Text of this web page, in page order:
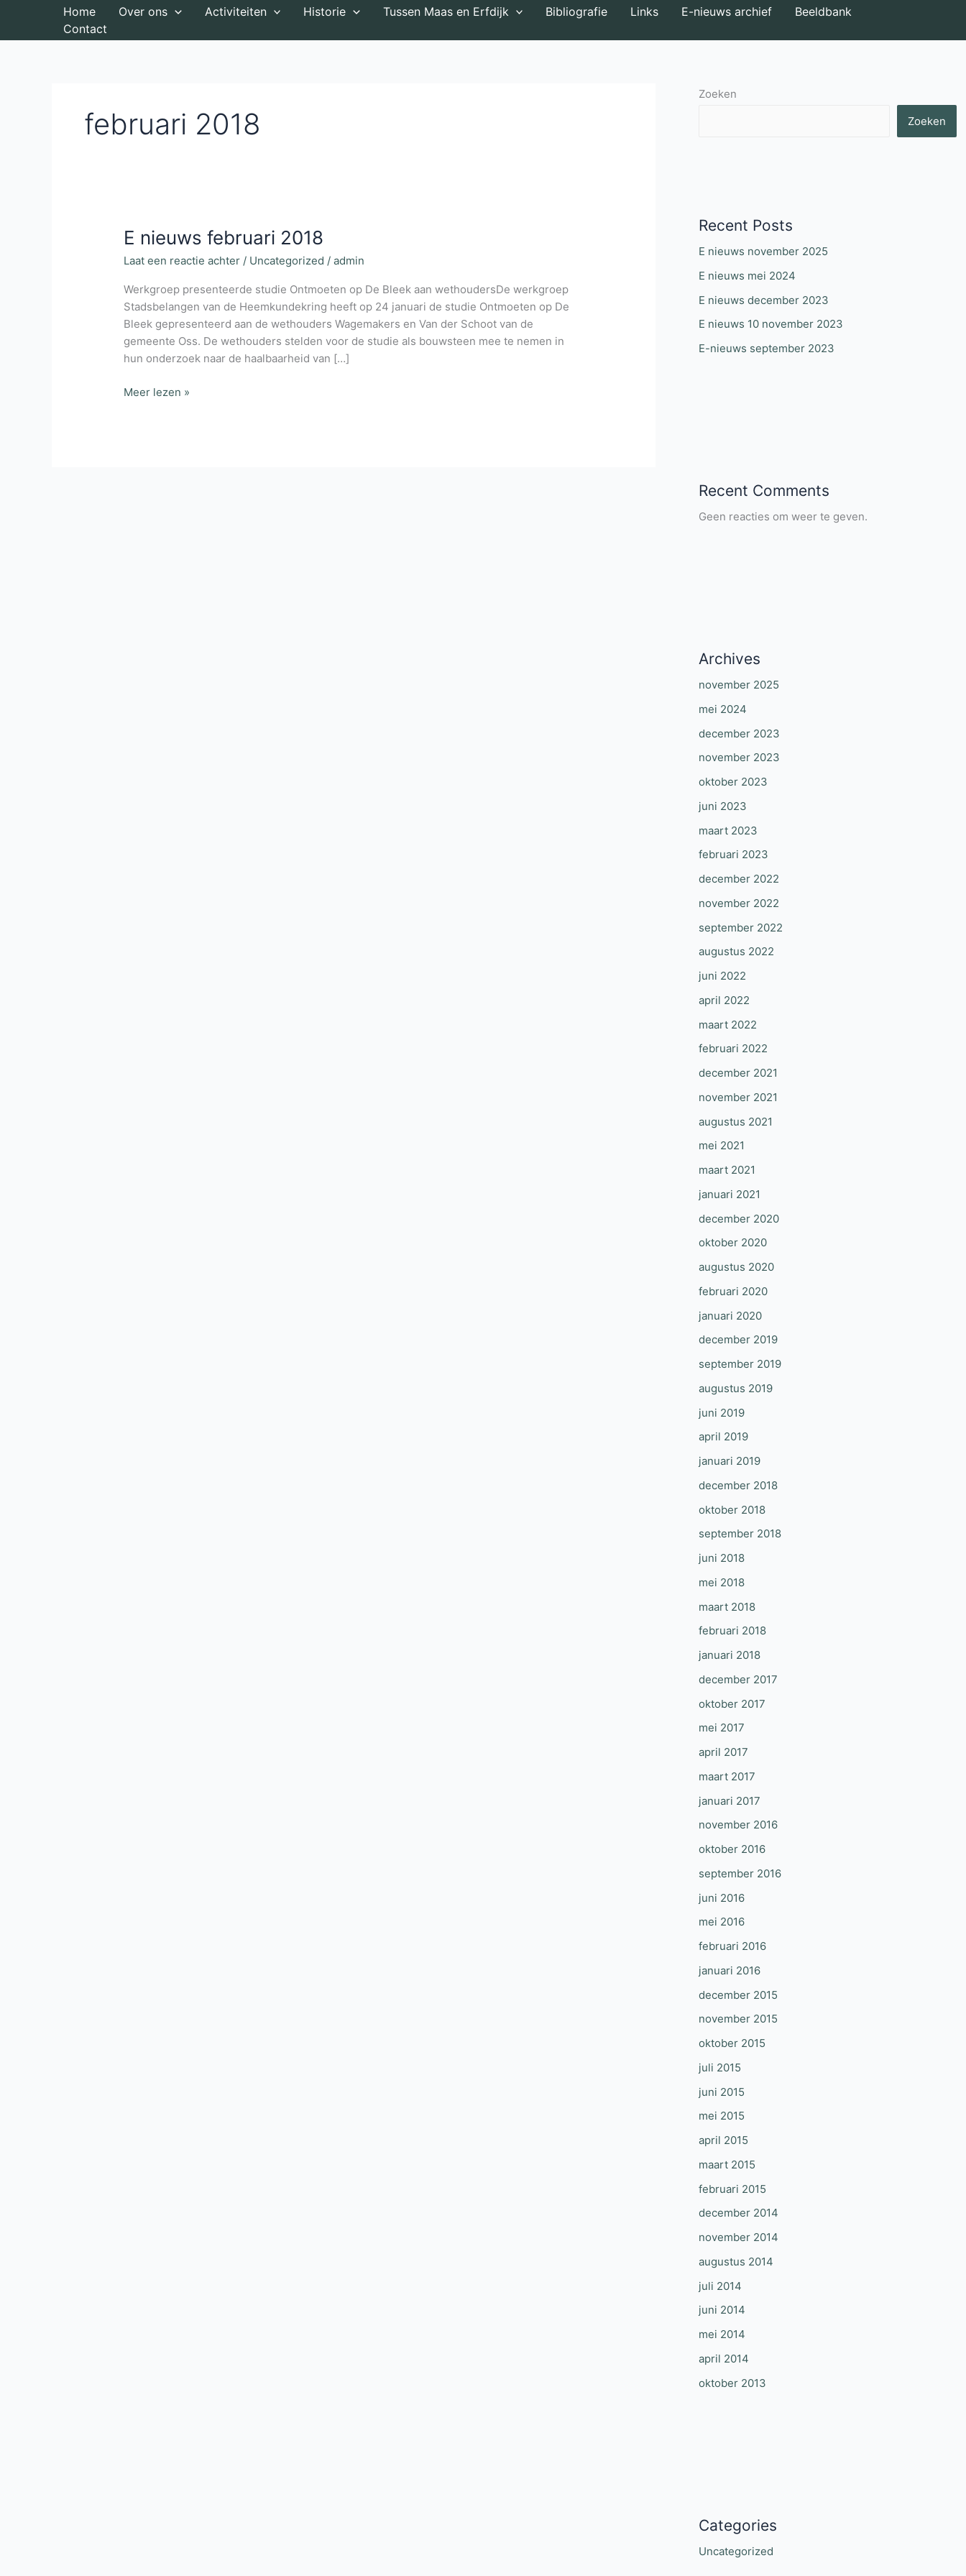
de
Home Over ons Activiteiten Historie Tussen Maas en Erfdijk Bibliografie Links E-nieuws archief
Beeldbank
Contact
februari 2018
E nieuws februari 2018
Laat een reactie achter / Uncategorized /admin
Werkgroep presenteerde studie Ontmoeten op De Bleek aan wethoudersDe werkgroep
Stadsbelangen van de Heemkundekring heeft op 24 januari de studie Ontmoeten op De
Bleek gepresenteerd aan de wethouders Wagemakers en Van der Schoot van de
gemeente Oss. De wethouders stelden voor de studie als bouwsteen mee te nemen in
hun onderzoek naar de haalbaarheid van […]
E
Meer lezen »
Zoeken
Zoeken
Recent Posts
E nieuws november 2025
E nieuws mei 2024
E nieuws december 2023
E nieuws 10 november 2023
E-nieuws september 2023
Recent Comments
Geen reacties om weer te geven.
Archives
november 2025
mei 2024
december 2023
november 2023
oktober 2023
juni 2023
maart 2023
februari 2023
december 2022
november 2022
september 2022
augustus 2022
juni 2022
april 2022
maart 2022
februari 2022
december 2021
november 2021
augustus 2021
mei 2021
maart 2021
januari 2021
december 2020
oktober 2020
augustus 2020
februari 2020
januari 2020
december 2019
september 2019
augustus 2019
juni 2019
april 2019
januari 2019
december 2018
oktober 2018
september 2018
juni 2018
mei 2018
maart 2018
februari 2018
januari 2018
december 2017
oktober 2017
mei 2017
april 2017
maart 2017
januari 2017
november 2016
oktober 2016
september 2016
juni 2016
mei 2016
februari 2016
januari 2016
december 2015
november 2015
oktober 2015
juli 2015
juni 2015
mei 2015
april 2015
maart 2015
februari 2015
december 2014
november 2014
augustus 2014
juli 2014
juni 2014
mei 2014
april 2014
oktober 2013
Categories
Uncategorized